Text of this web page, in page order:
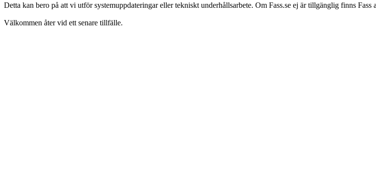
Detta kan bero på att vi utför systemuppdateringar eller tekniskt underhållsarbete. Om Fass.se ej är tillgänglig finns
Välkommen åter vid ett senare tillfälle.